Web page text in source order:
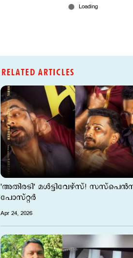
RELATED ARTICLES
'അതിരടി' മള്‍ട്ടിവേഴ്സ്!
പോസ്റ്റര്‍
Apr 24, 2026